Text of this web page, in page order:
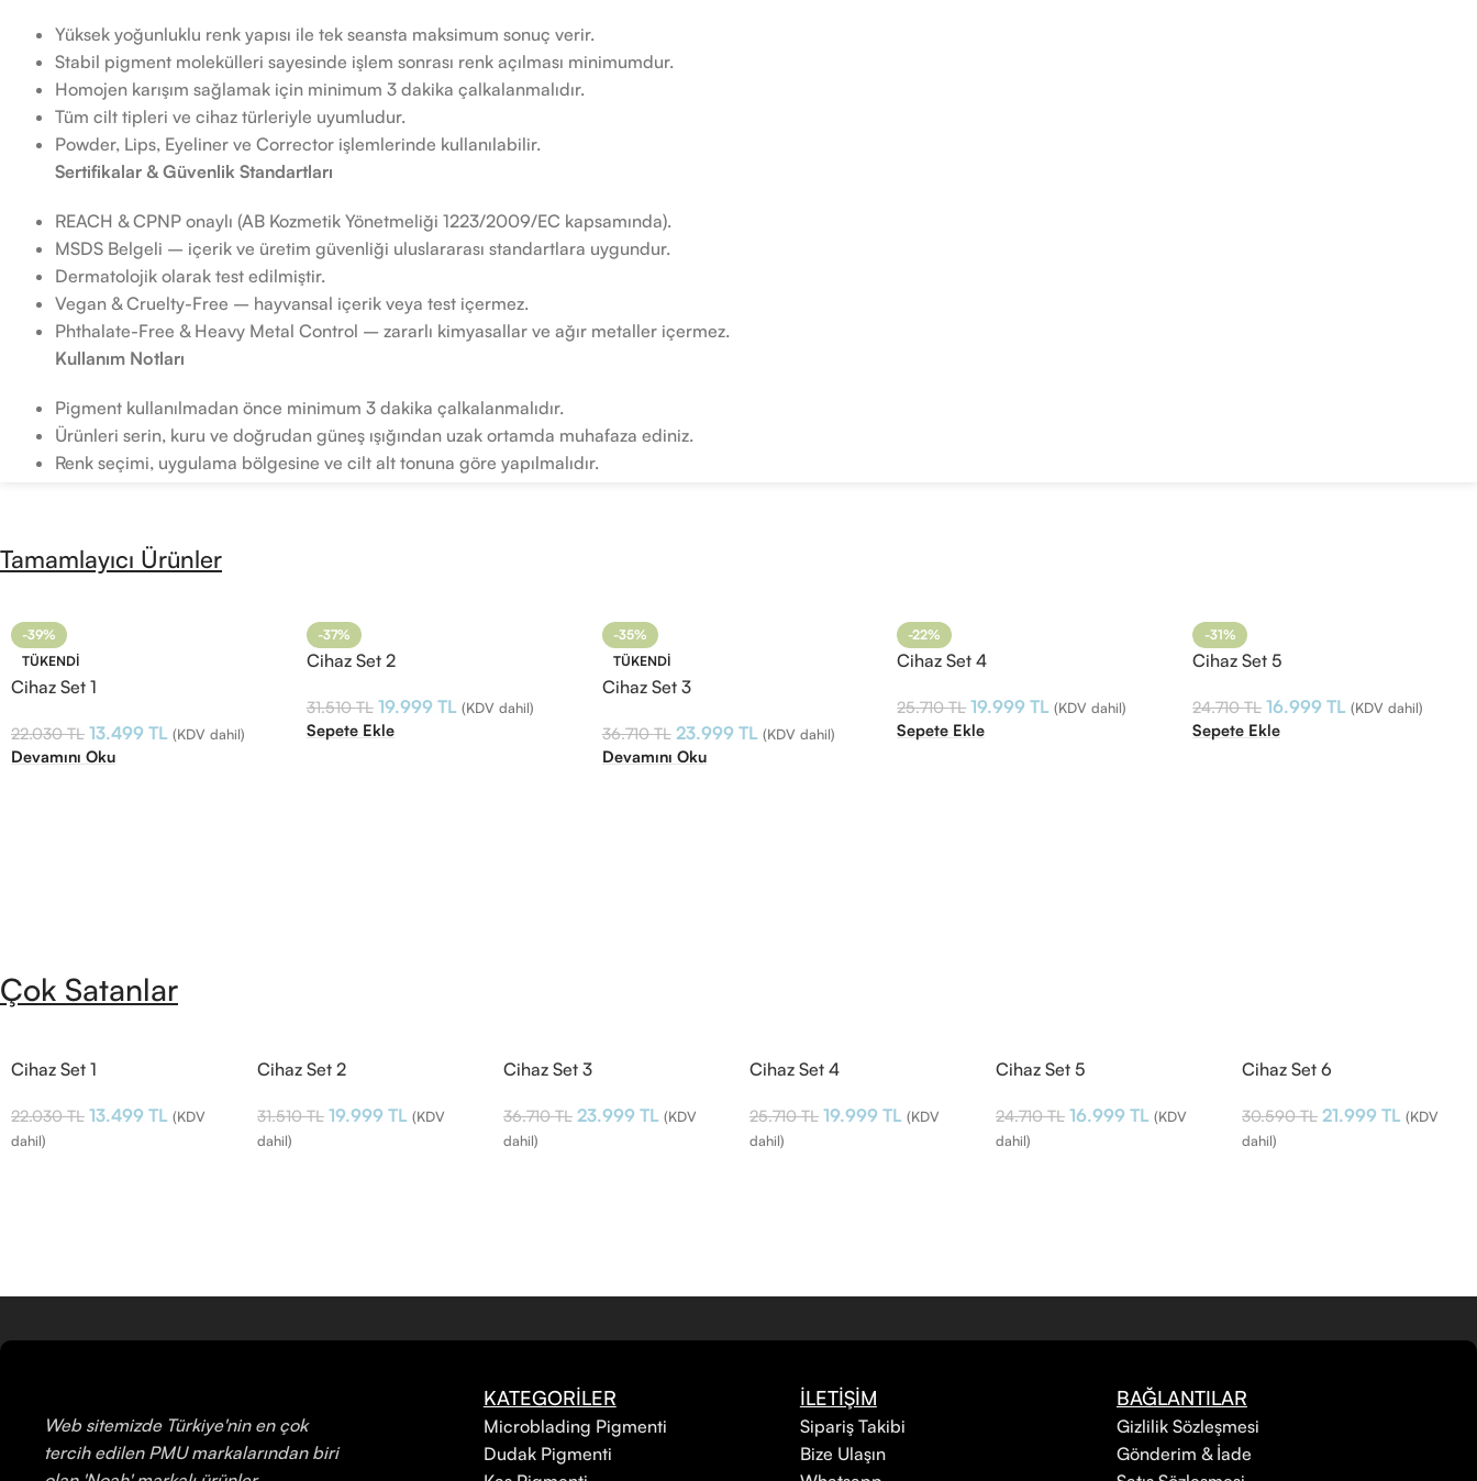
Yüksek yoğunluklu renk yapısı ile tek seansta maksimum sonuç verir.
Stabil pigment molekülleri sayesinde işlem sonrası renk açılması minimumdur.
Homojen karışım sağlamak için minimum 3 dakika çalkalanmalıdır.
Tüm cilt tipleri ve cihaz türleriyle uyumludur.
Powder, Lips, Eyeliner ve Corrector işlemlerinde kullanılabilir.
Sertifikalar & Güvenlik Standartları
REACH & CPNP onaylı (AB Kozmetik Yönetmeliği 1223/2009/EC kapsamında).
MSDS Belgeli – içerik ve üretim güvenliği uluslararası standartlara uygundur.
Dermatolojik olarak test edilmiştir.
Vegan & Cruelty-Free – hayvansal içerik veya test içermez.
Phthalate-Free & Heavy Metal Control – zararlı kimyasallar ve ağır metaller içermez.
Kullanım Notları
Pigment kullanılmadan önce minimum 3 dakika çalkalanmalıdır.
Ürünleri serin, kuru ve doğrudan güneş ışığından uzak ortamda muhafaza ediniz.
Renk seçimi, uygulama bölgesine ve cilt alt tonuna göre yapılmalıdır.
Tamamlayıcı Ürünler
-39%
TÜKENDI
Cihaz Set 1
22.030TL 13.499 TL (KDV dahil)
Devamını Oku
-37%
Cihaz Set 2
31.510TL 19.999 TL (KDV dahil)
Sepete Ekle
-35%
TÜKENDI
Cihaz Set 3
36.710TL 23.999 TL (KDV dahil)
Devamını Oku
-22%
Cihaz Set 4
25.710TL 19.999TL (KDV dahil)
Sepete Ekle
-31%
Cihaz Set 5
24.710TL 16.999TL (KDV dahil)
Sepete Ekle
Çok Satanlar
Cihaz Set 1
22.030TL 13.499 TL (KDV
dahil)
Cihaz Set 2
31.510TL 19.999 TL (KDV
dahil)
Cihaz Set 3
36.710TL 23.999 TL (KDV
dahil)
Cihaz Set 4
25.710TL 19.999 TL (KDV
dahil)
Cihaz Set 5
24.710TL 16.999 TL (KDV
dahil)
Cihaz Set 6
30.590TL 21.999 TL (KDV
dahil)
Web sitemizde Türkiye'nin en çok
tercih edilen PMU markalarından biri
KATEGORİLER
Microblading Pigmenti
Dudak Pigmenti
İLETİŞİM
Sipariş Takibi
Bize Ulaşın
BAĞLANTILAR
Gizlilik Sözleşmesi
Gönderim & İade